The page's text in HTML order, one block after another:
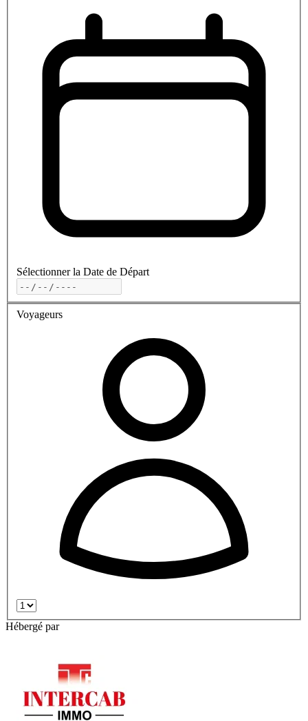
Sélectionner la Date de Départ
Voyageurs
Hébergé par